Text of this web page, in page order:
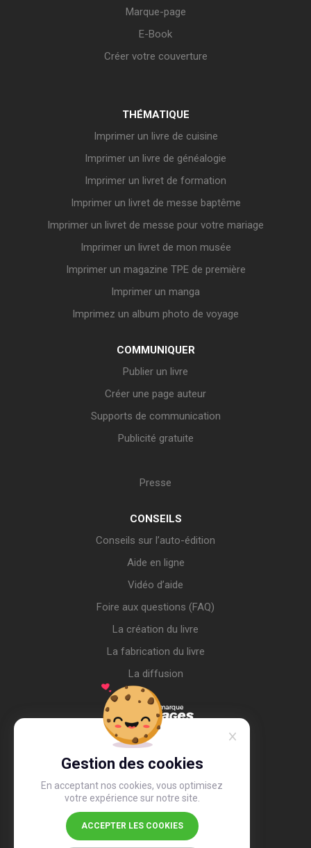
Gestion des cookies
En acceptant nos cookies, vous optimisez
votre expérience sur notre site.
ACCEPTER LES COOKIES
Marque-page
E-Book
Créer votre couverture
THÉMATIQUE
Imprimer un livre de cuisine
Imprimer un livre de généalogie
Imprimer un livret de formation
Imprimer un livret de messe baptême
Imprimer un livret de messe pour votre mariage
Imprimer un livret de mon musée
Imprimer un magazine TPE de première
Imprimer un manga
Imprimez un album photo de voyage
COMMUNIQUER
Publier un livre
Créer une page auteur
Supports de communication
Publicité gratuite
Presse
CONSEILS
Conseils sur l’auto-édition
Aide en ligne
Vidéo d’aide
Foire aux questions (FAQ)
La création du livre
La fabrication du livre
La diffusion
4,4